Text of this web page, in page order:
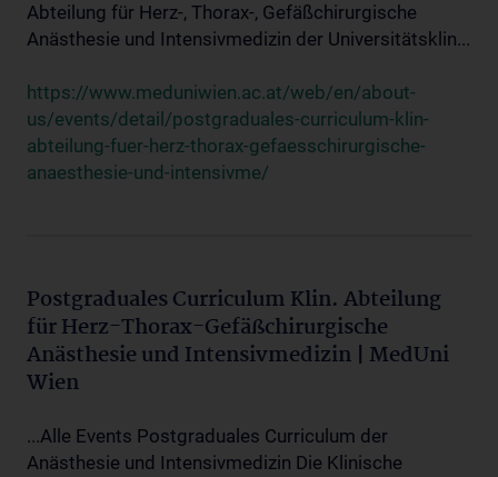
Abteilung für Herz-, Thorax-, Gefäßchirurgische
Anästhesie und Intensivmedizin der Universitätsklin...
https://www.meduniwien.ac.at/web/en/about-
us/events/detail/postgraduales-curriculum-klin-
abteilung-fuer-herz-thorax-gefaesschirurgische-
anaesthesie-und-intensivme/
Postgraduales Curriculum Klin. Abteilung
für Herz-Thorax-Gefäßchirurgische
Anästhesie und Intensivmedizin | MedUni
Wien
...Alle Events Postgraduales Curriculum der
Anästhesie und Intensivmedizin Die Klinische